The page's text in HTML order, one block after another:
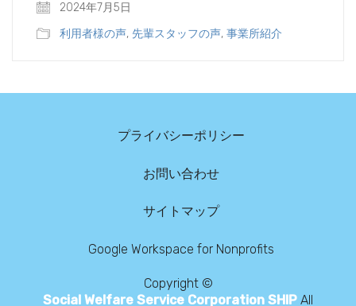
2024年7月5日
利用者様の声, 先輩スタッフの声, 事業所紹介
プライバシーポリシー
お問い合わせ
サイトマップ
Google Workspace for Nonprofits
Copyright ©
Social Welfare Service Corporation SHIP All